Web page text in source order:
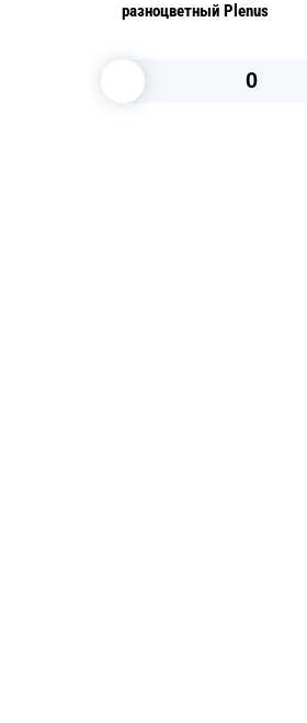
разноцветный Plenus